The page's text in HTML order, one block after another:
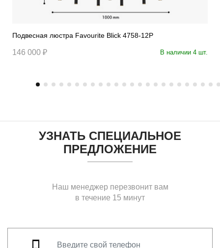
Подвесная люстра Favourite Blick 4758-12P
146 000 ₽ В наличии 4 шт.
УЗНАТЬ СПЕЦИАЛЬНОЕ
ПРЕДЛОЖЕНИЕ
Наш менеджер перезвонит вам
в течение 15 минут